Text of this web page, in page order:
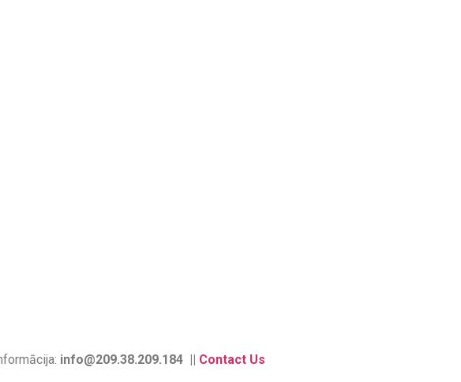
info@209.38.209.184 || Contact Us